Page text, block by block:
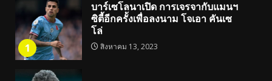
1
บาร์เซโลนาเปิด การเจรจากับแมนฯ
ซิตี้อีกครั้งเพื่อลงนาม โจเอา คันเซ
โล่
สิงหาคม 13, 2023